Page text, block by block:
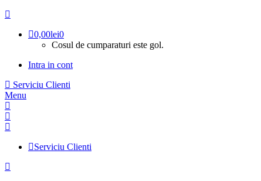
0,00lei0
Cosul de cumparaturi este gol.
Intra in cont
Serviciu Clienti
Menu
Serviciu Clienti